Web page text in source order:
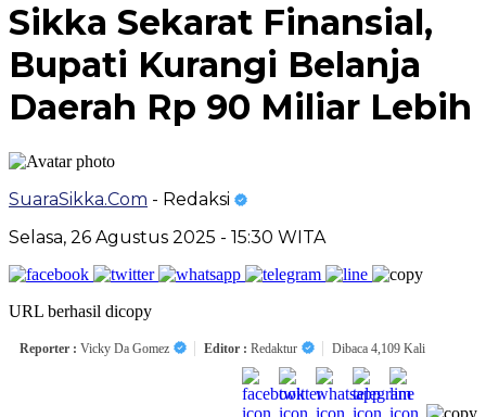
Sikka Sekarat Finansial,
Bupati Kurangi Belanja
Daerah Rp 90 Miliar Lebih
SuaraSikka.Com - Redaksi
Selasa, 26 Agustus 2025 - 15:30 WITA
URL berhasil dicopy
Reporter : Vicky Da Gomez Editor : Redaktur Dibaca 4,109 Kali